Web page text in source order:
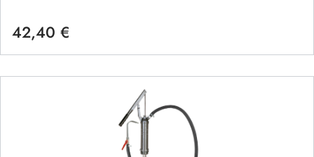
Regulärer Preis:
42,40 €